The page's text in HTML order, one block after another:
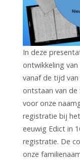
In deze
ontwikkeling
vanaf de tijd van
ontstaan van de
voor onze
registratie bij
eeuwig Edict in
registratie. De
onze